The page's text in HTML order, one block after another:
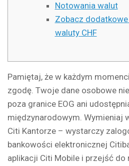
Notowania walut
Zobacz
waluty CHF
Pamiętaj, że w każdym
zgodę. Twoje dane osobowe
poza granice EOG ani
międzynarodowym. Wymieniaj
Citi Kantorze – wystarczy
bankowości elektronicznej
aplikacji Citi Mobile i przejść do